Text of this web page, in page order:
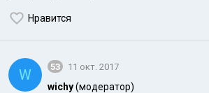
Нравится
W 53 11 окт. 2017
wichy(модератор)